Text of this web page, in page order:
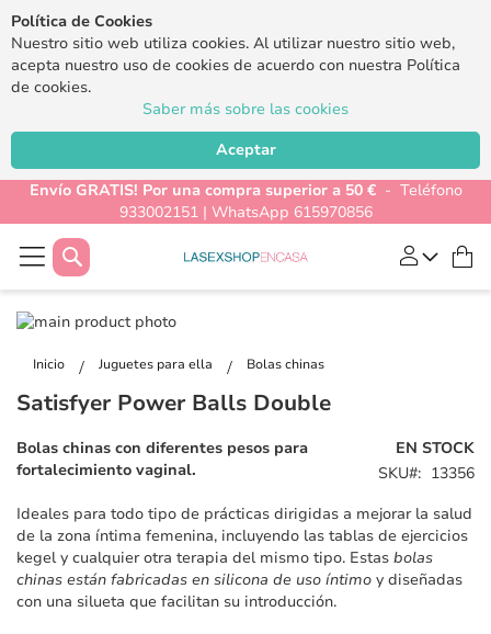
Política de Cookies
Nuestro sitio web utiliza cookies. Al utilizar nuestro sitio web,
acepta nuestro uso de cookies de acuerdo con nuestra Política
de cookies.
Saber más sobre las cookies
Aceptar
Envío GRATIS! Por una compra superior a 50 €- Teléfono
933002151 | WhatsApp 615970856
Buscar
Inicio Juguetes para ella Bolas chinas
Saltar
final
la
de
imágenes
de
galería
de
Satisfyer Power Balls Double
EN STOCK
SKU
13356
Bolas chinas con diferentes pesos para
fortalecimiento vaginal.
Ideales para todo tipo de prácticas dirigidas a mejorar la salud
de la zona íntima femenina, incluyendo las tablas de ejercicios
kegel y cualquier otra terapia del mismo tipo. Estas bolas
chinas están fabricadas en silicona de uso íntimo y diseñadas
con una silueta que facilitan su introducción.